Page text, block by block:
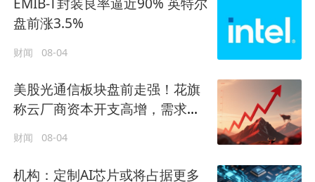
EMIB-T封装良率逼近90% 英特尔
盘前涨3.5%
财闻 08-04
美股光通信板块盘前走强！花旗
称云厂商资本开支高增，需求确
定性延伸至2028年
财闻 08-04
机构：定制AI芯片或将占据更多